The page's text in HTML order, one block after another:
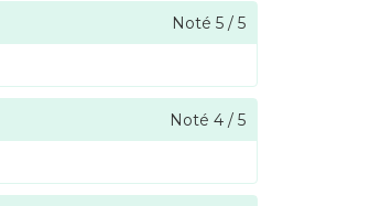
Noté 5 / 5
Noté 4 / 5